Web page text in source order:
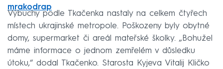
mrakodrap
Výbuchy podle Tkačenka nastaly na celkem čtyřech
místech ukrajinské metropole. Poškozeny byly obytné
domy, supermarket či areál mateřské školky. „Bohužel
máme informace o jednom zemřelém v důsledku
útoku,“ dodal Tkačenko. Starosta Kyjeva Vitalij Kličko